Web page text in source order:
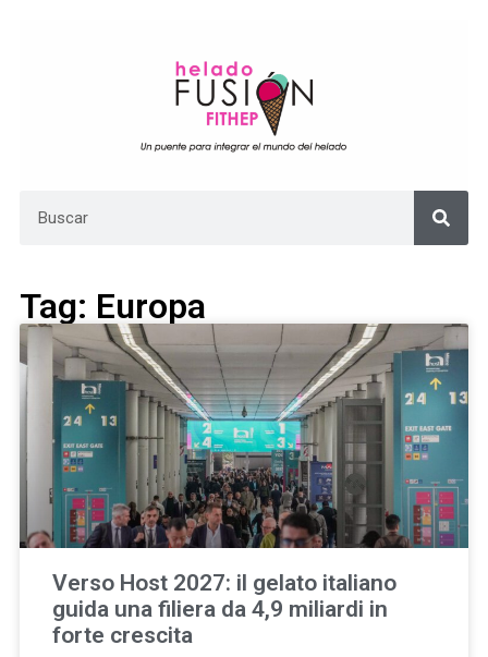
Tag: Europa
Verso Host 2027: il gelato italiano
guida una filiera da 4,9 miliardi in
forte crescita